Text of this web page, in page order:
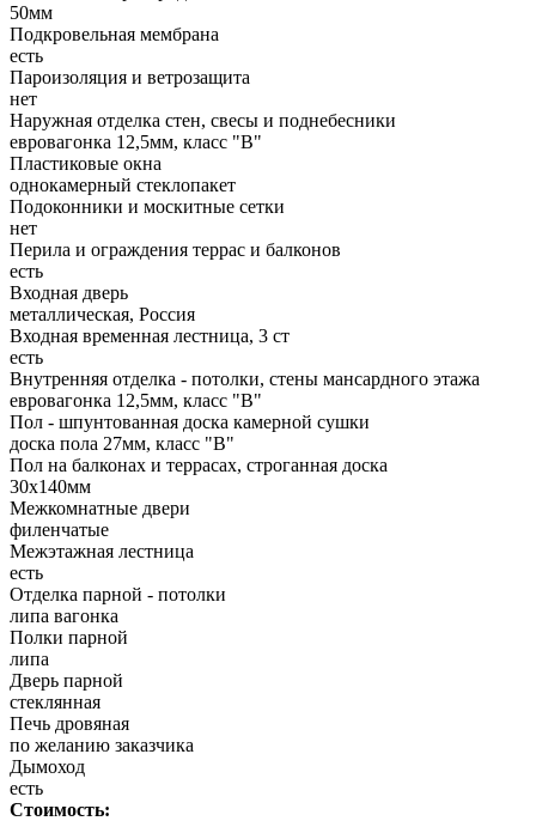
50мм
Подкровельная мембрана
есть
Пароизоляция и ветрозащита
нет
Наружная отделка стен, свесы и поднебесники
евровагонка 12,5мм, класс "В"
Пластиковые окна
однокамерный стеклопакет
Подоконники и москитные сетки
нет
Перила и ограждения террас и балконов
есть
Входная дверь
металлическая, Россия
Входная временная лестница, 3 ст
есть
Внутренняя отделка - потолки, стены мансардного этажа
евровагонка 12,5мм, класс "В"
Пол - шпунтованная доска камерной сушки
доска пола 27мм, класс "B"
Пол на балконах и террасах, строганная доска
30х140мм
Межкомнатные двери
филенчатые
Межэтажная лестница
есть
Отделка парной - потолки
липа вагонка
Полки парной
липа
Дверь парной
стеклянная
Печь дровяная
по желанию заказчика
Дымоход
есть
Стоимость: